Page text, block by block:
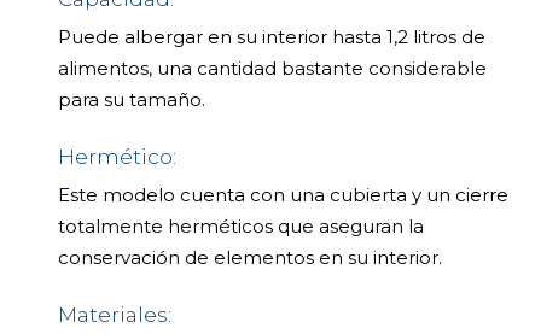
Puede albergar en su interior hasta 1,2 litros de
alimentos, una cantidad bastante considerable
para su tamaño.
Hermético:
Este modelo cuenta con una cubierta y un cierre
totalmente herméticos que aseguran la
conservación de elementos en su interior.
Materiales: